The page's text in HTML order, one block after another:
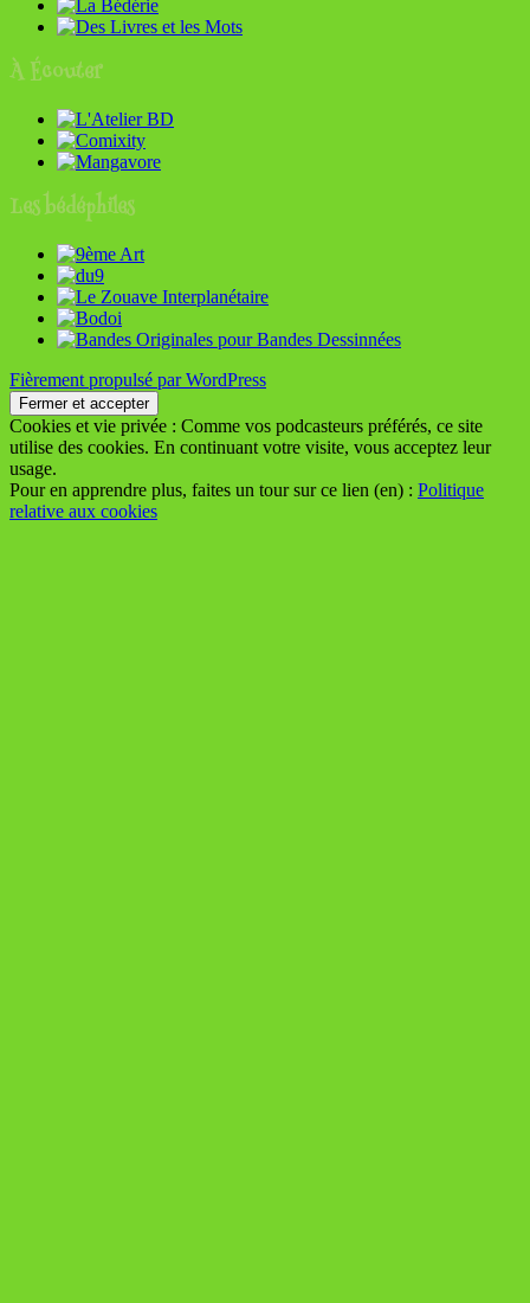
À Écouter
Les bédéphiles
Fièrement propulsé par WordPress
Cookies et vie privée : Comme vos podcasteurs préférés, ce site
utilise des cookies. En continuant votre visite, vous acceptez leur
usage.
Pour en apprendre plus, faites un tour sur ce lien (en) : Politique
relative aux cookies